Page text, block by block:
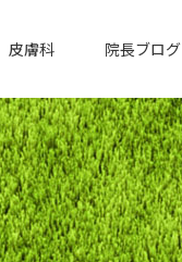
皮膚科 院長ブログ